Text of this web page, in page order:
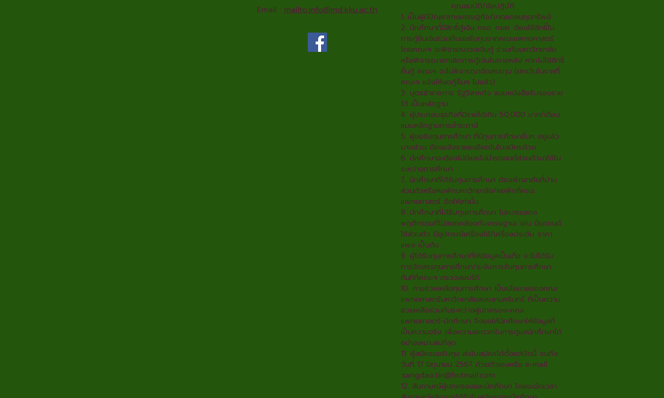
Email : mailto:info@md.kku.ac.th
คุณสมบัติ/ข้อปฏิบัติ
1. เป็นผู้มีปัญหาทางเศรษฐกิจ/ขาดแคลนทุนทรัพย์
2. นักศึกษาที่มีสิทธิ์กู้เงิน กรอ. กยศ. ต้องใช้สิทธิ์ใน
การกู้ยืมเงินร่วมกับขอรับทุนจากคณะแพทยศาสตร์
โดยคณะฯ จะพิจารณาวงเงินกู้ ร่วมกับมหาวิทยาลัย
หรือพิจารณายกเลิกการกู้เงินในภายหลัง หากไม่ใช้สิทธิ์
ยื่นกู้ คณะฯ จะไม่พิจารณาจัดสรรทุน (ยกเว้นในรายที่
คณะฯ แจ้งให้งดกู้ยืมฯ ไปแล้ว)
3. บุตรข้าราชการ รัฐวิสาหกิจ แนบหนังสือรับรองราย
ได้ เป็นหลักฐาน
4. ผู้ประกอบธุรกิจที่มีรายได้เกิน 50,000 บาท/เดือน
แนบหลักฐานการชำระภาษี
5. ผู้ขอรับทุนการศึกษา ที่มีทุนการศึกษาอื่นๆ อยู่แล้ว
บางส่วน ต้องแจ้งรายละเอียดในใบสมัครด้วย
6. นักศึกษาจะต้องไม่มีและไม่นำรถยนต์ส่วนตัวมาใช้ใน
ระหว่างการศึกษา
7. นักศึกษาที่ได้รับทุนการศึกษา ต้องพักอาศัยที่บ้าน
ส่วนตัวหรือหอพักมหาวิทยาลัย/หอพักที่คณะ
แพทยศาสตร์ จัดให้เท่านั้น
8. นักศึกษาที่ได้รับทุนการศึกษา ไม่ควรแสดง
พฤติกรรมที่ไม่สอดคล้องกับเศรษฐานะ เช่น มีรถยนต์
ใช้ส่วนตัว มีอุปกรณ์เครื่องใช้/เครื่องประดับ ราคา
แพง เป็นต้น
9. ผู้ได้รับทุนการศึกษาที่ให้ข้อมูลเป็นเท็จ จะไม่ได้รับ
การจัดสรรทุนการศึกษา/ระงับการรับทุนการศึกษา
ทันทีที่คณะฯ ตรวจสอบได้
10. การช่วยเหลือทุนการศึกษา เป็นนโยบายของคณะ
แพทยศาสตร์มหาวิทยาลัยสงขลานครินทร์ ที่เป็นความ
ช่วยเหลือร่วมกันระหว่างผู้ปกครอง-คณะ
แพทยศาสตร์-นักศึกษา จึงขอให้นักศึกษาให้ข้อมูลที่
เป็นความจริง เพื่อความสะดวกในการดูแลนักศึกษาได้
อย่างเหมาะสมที่สุด
11. ผู้สมัครขอรับทุน ส่งใบสมัครได้ตั้งแต่บัดนี้ จนถึง
วันที่ 17 มิถุนายน 2567 ด้วยตัวเองหรือ e-mail
:sangdao.tin@hotmail.com
12. สัมภาษณ์ผู้ปกครองและนักศึกษา โดยจะนัดเวลา